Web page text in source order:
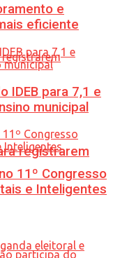
registrarem
e
eficiente
IDEB para 7,1 e
municipal
11º Congresso
e Inteligentes